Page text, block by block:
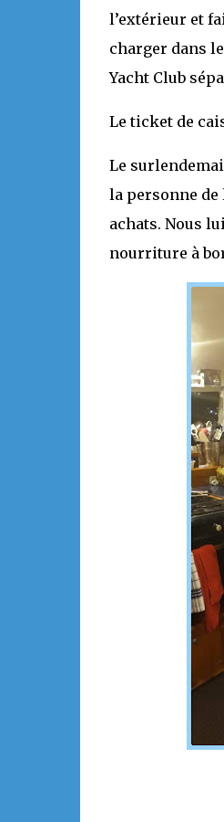
l’extérieur et
charger dans
Yacht Club
Le ticket de
Le
la personne de
achats. Nous
nourriture à